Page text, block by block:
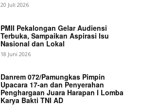
20 Juli 2026
PMII Pekalongan Gelar Audiensi
Terbuka, Sampaikan Aspirasi Isu
Nasional dan Lokal
18 Juni 2026
Danrem 072/Pamungkas Pimpin
Upacara 17-an dan Penyerahan
Penghargaan Juara Harapan I Lomba
Karya Bakti TNI AD